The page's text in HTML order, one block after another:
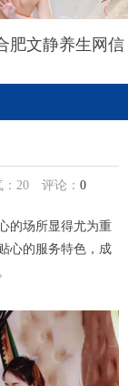
肥文静养生网信
20 评论： 0
的场所显得尤为重
心的服务特色，成